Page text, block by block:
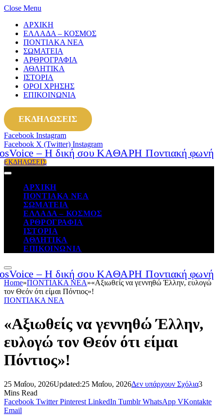
Close Menu
ΑΡΧΙΚΗ
ΕΛΛΑΔΑ – ΚΟΣΜΟΣ
ΠΟΝΤΙΑΚΑ ΝΕΑ
ΣΩΜΑΤΕΙΑ
ΑΡΘΡΟΓΡΑΦΙΑ
ΑΘΛΗΤΙΚΑ
ΙΣΤΟΡΙΑ
ΟΡΟΙ ΧΡΗΣΗΣ
ΕΠΙΚΟΙΝΩΝΙΑ
ΕΚΔΗΛΩΣΕΙΣ
Facebook Instagram
Facebook X (Twitter) Instagram
ΕΚΔΗΛΩΣΕΙΣ
ΑΡΧΙΚΗ
ΠΟΝΤΙΑΚΑ ΝΕΑ
ΣΩΜΑΤΕΙΑ
ΕΛΛΑΔΑ – ΚΟΣΜΟΣ
ΑΡΘΡΟΓΡΑΦΙΑ
ΙΣΤΟΡΙΑ
ΑΘΛΗΤΙΚΑ
ΕΠΙΚΟΙΝΩΝΙΑ
Home»ΠΟΝΤΙΑΚΑ ΝΕΑ»«Αξιωθείς να γεννηθώ Έλλην, ευλογώ
τον Θεόν ότι είμαι Πόντιος»!
ΠΟΝΤΙΑΚΑ ΝΕΑ
«Αξιωθείς να γεννηθώ Έλλην,
ευλογώ τον Θεόν ότι είμαι
Πόντιος»!
25 Μαΐου, 2026Updated:25 Μαΐου, 2026Δεν υπάρχουν Σχόλια3
Mins Read
Facebook Twitter Pinterest LinkedIn Tumblr WhatsApp VKontakte
Email